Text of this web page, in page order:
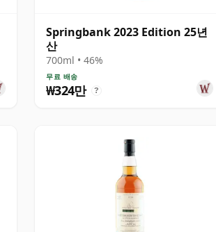
Springbank 2023 Edition 25년
산
700ml • 46%
무료 배송
₩324만 ?